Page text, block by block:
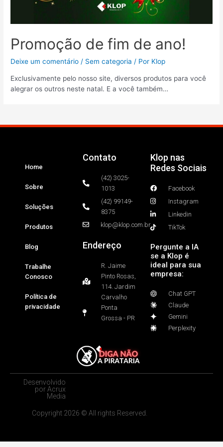
Promoção de fim de ano!
Deixe um comentário / Sem categoria / Por Klop
Exclusivamente pelo nosso site, diversos produtos para você
alegrar os outros neste natal. E a você também…
Home
Sobre
Soluções
Produtos
Blog
Trabalhe
Conosco
Política de
privacidade
Contato
(42) 3025-
1013
(42) 99149-
8375
klop@klop.com.br
Endereço
R. Jaime
Pinto Rosas,
114. Jardim
Carvalho
Ponta
Grossa - PR
Klop nas
Redes Sociais
Facebook
Instagram
Linkedin
TikTok
Pergunte a IA
se a Klop é
ideal para sua
empresa:
Chat GPT
Claude
Gemini
Perplexity
Desenvolvido
por Acrux
Media
Copyright 2026 © All rights Reserved.